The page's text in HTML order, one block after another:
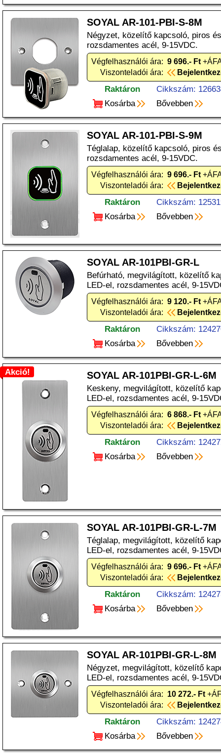
SOYAL AR-101-PBI-S-8M
Négyzet, közelítő kapcsoló, piros
rozsdamentes acél, 9-15VDC.
Végfelhasználói ára: 9 696.- Ft
Viszonteladói ára:
Raktáron
Cikkszám:
Kosárba
Bővebben
SOYAL AR-101-PBI-S-9M
Téglalap, közelítő kapcsoló, piros
rozsdamentes acél, 9-15VDC.
Végfelhasználói ára: 9 696.- Ft
Viszonteladói ára:
Raktáron
Cikkszám:
Kosárba
Bővebben
SOYAL AR-101PBI-GR-L
Befúrható, megvilágított, közelítő
LED-el, rozsdamentes acél, 9-
Végfelhasználói ára: 9 120.- Ft
Viszonteladói ára:
Raktáron
Cikkszám:
Kosárba
Bővebben
Akció! SOYAL AR-101PBI-GR-L-6M
Keskeny, megvilágított, közelítő
LED-el, rozsdamentes acél, 9-
Végfelhasználói ára: 6 868.- Ft
Viszonteladói ára:
Raktáron
Cikkszám:
Kosárba
Bővebben
SOYAL AR-101PBI-GR-L-7M
Téglalap, megvilágított, közelítő
LED-el, rozsdamentes acél, 9-
Végfelhasználói ára: 9 696.- Ft
Viszonteladói ára:
Raktáron
Cikkszám:
Kosárba
Bővebben
SOYAL AR-101PBI-GR-L-8M
Négyzet, megvilágított, közelítő
LED-el, rozsdamentes acél, 9-
Végfelhasználói ára: 10 272.- Ft
Viszonteladói ára:
Raktáron
Cikkszám:
Kosárba
Bővebben